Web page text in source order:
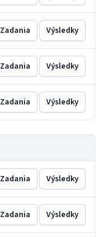
Zadania Výsledky
Zadania Výsledky
Zadania Výsledky
Zadania Výsledky
Zadania Výsledky